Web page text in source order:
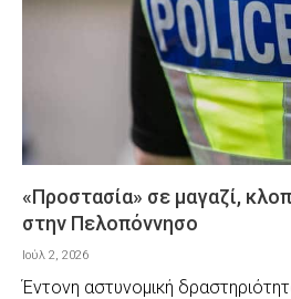
«Προστασία» σε μαγαζί,
στην Πελοπόννησο
Ιούλ 2, 2026
Έντονη αστυνομική